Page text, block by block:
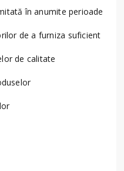
în anumite perioade
de a furniza suficient
de calitate